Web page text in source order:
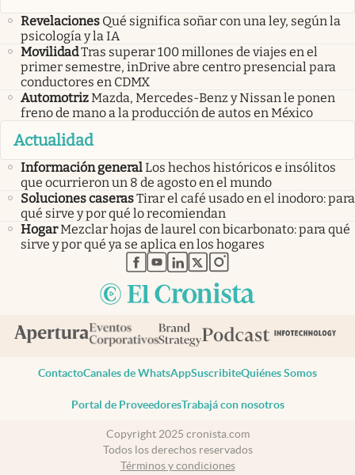
Revelaciones Qué significa soñar con una ley, según la
psicología y la IA
MovilidadTras superar 100 millones de viajes en el
primer semestre, inDrive abre centro presencial para
conductores en CDMX
AutomotrizMazda, Mercedes-Benz y Nissan le ponen
freno de mano a la producción de autos en México
Actualidad
Información generalLos hechos históricos e insólitos
que ocurrieron un 8 de agosto en el mundo
Soluciones caserasTirar el café usado en el inodoro: para
qué sirve y por qué lo recomiendan
HogarMezclar hojas de laurel con bicarbonato: para qué
sirve y por qué ya se aplica en los hogares
abre en nueva pestaña
abre en nueva pestaña
abre en nueva pestaña
abre en nueva pestaña
abre en nueva pestaña
ContactoCanales de WhatsAppSuscribiteQuiénes Somos
Portal de ProveedoresTrabajá con nosotros
Copyright 2025 cronista.com
Todos los derechos reservados
Términos y condiciones